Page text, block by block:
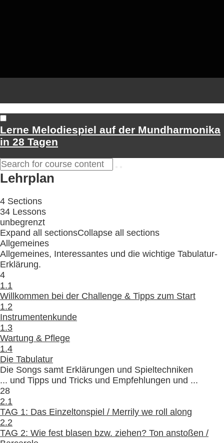
Lerne Melodiespiel auf der Mundharmonika
in 28 Tagen
Lehrplan
4 Sections
34 Lessons
unbegrenzt
Expand all sectionsCollapse all sections
Allgemeines
Allgemeines, Interessantes und die wichtige Tabulatur-
Erklärung.
4
1.1
Willkommen bei der Challenge & Tipps zum Start
1.2
Instrumentenkunde
1.3
Wartung & Pflege
1.4
Die Tabulatur
Die Songs samt Erklärungen und Spieltechniken
... und Tipps und Tricks und Empfehlungen und ...
28
2.1
TAG 1: Das Einzeltonspiel / Merrily we roll along
2.2
TAG 2: Wie fest blasen bzw. ziehen? Ton anstoßen /